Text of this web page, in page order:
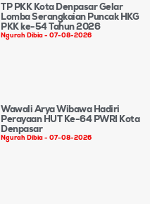
TP PKK Kota Denpasar Gelar
Lomba Serangkaian Puncak HKG
PKK ke-54 Tahun 2026
Ngurah Dibia 07-08-2026
Wawali Arya Wibawa Hadiri
Perayaan HUT Ke-64 PWRI Kota
Denpasar
Ngurah Dibia 07-08-2026